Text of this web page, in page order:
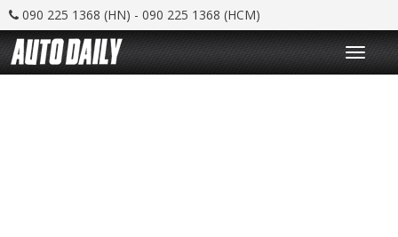
090 225 1368 (HN) - 090 225 1368 (HCM)
T
o
g